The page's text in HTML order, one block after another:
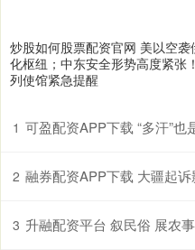
炒股如何股票配资官网 美以空袭
化枢纽；中东安全形势高度紧张
列使馆紧急提醒
1 可盈配资APP下载 “多汗”也是病
2 融券配资APP下载 大疆起
3 升融配资平台 叙民俗 展农事 焕新貌 “